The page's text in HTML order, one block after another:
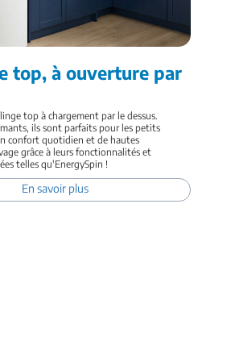
top, à ouverture par
top à chargement par le dessus.
ils sont parfaits pour les petits
confort quotidien et de hautes
grâce à leurs fonctionnalités et
telles qu'EnergySpin !
En savoir plus